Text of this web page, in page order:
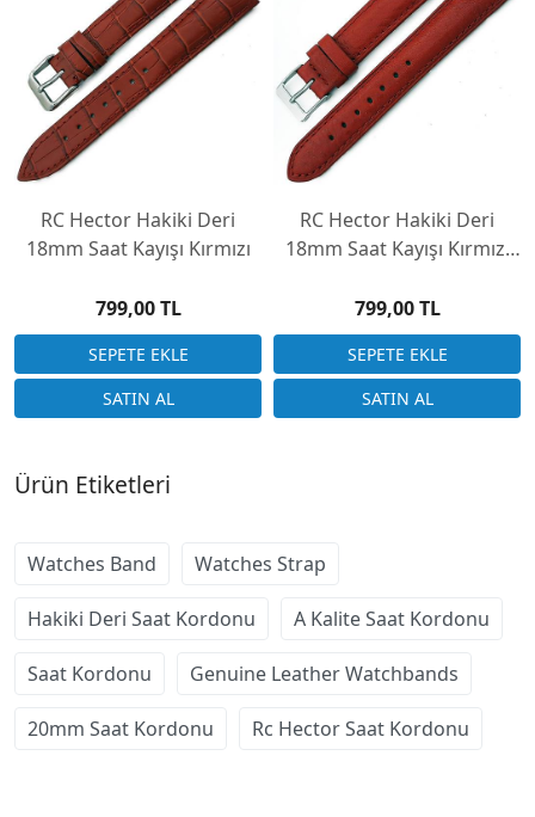
RC Hector Hakiki Deri
18mm Saat Kayışı Kırmızı
799,00 TL
RC Hector Hakiki Deri
18mm Saat Kayışı Kırmızı
799,00 TL
Ürün Etiketleri
Watches Band Watches Strap
Hakiki Deri Saat Kordonu A Kalite Saat Kordonu
Saat Kordonu Genuine Leather Watchbands
20mm Saat Kordonu Rc Hector Saat Kordonu